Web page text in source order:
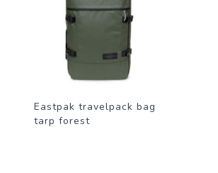
Eastpak travelpack bag
tarp forest